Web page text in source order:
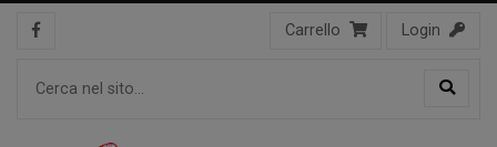
Carrello Login